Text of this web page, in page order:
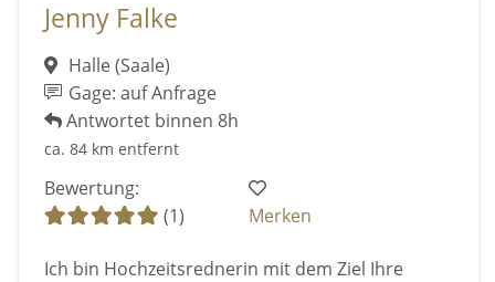
Jenny Falke
Halle (Saale)
Gage: auf Anfrage
Antwortet binnen 8h
ca. 84 km entfernt
Bewertung:
(1)
Merken
Ich bin Hochzeitsrednerin mit dem Ziel Ihre